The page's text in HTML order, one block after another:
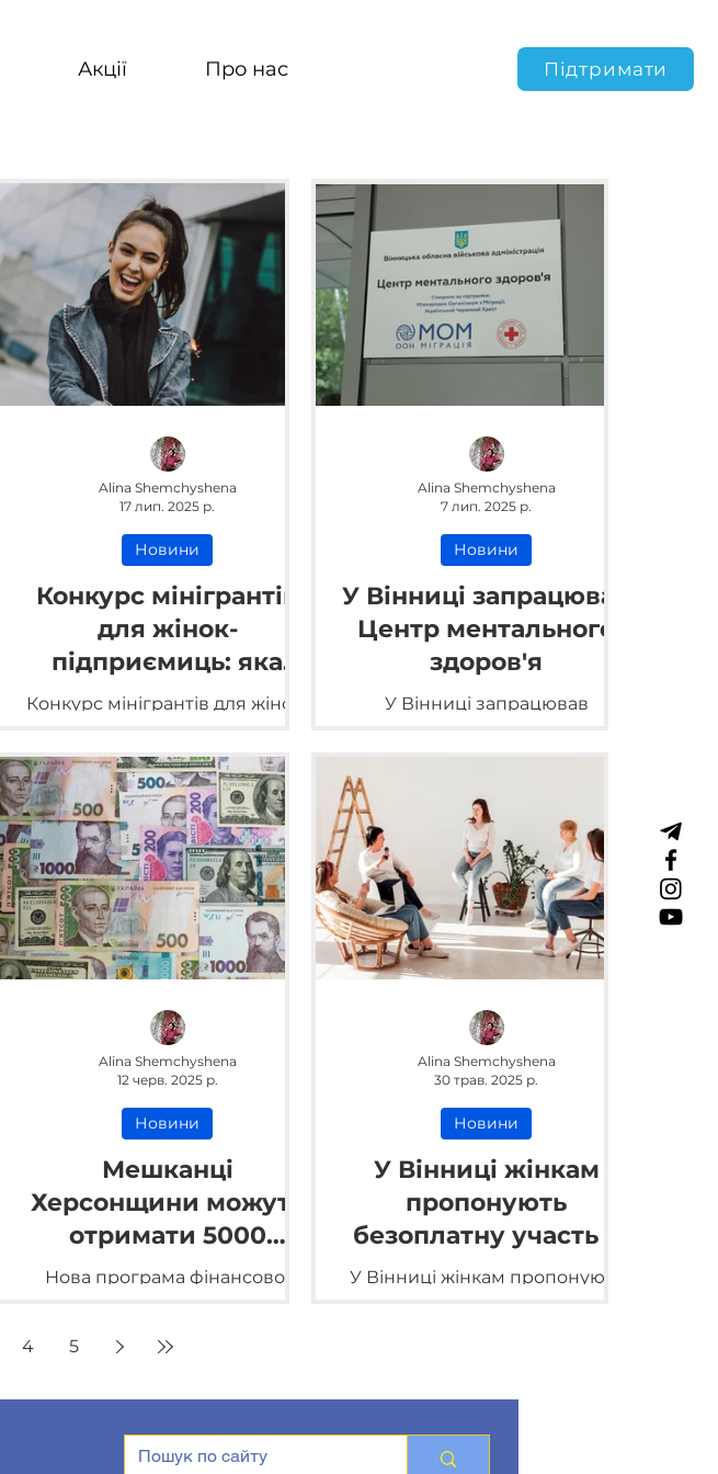
Акції Про нас Підтримати
Конкурс мінігрантів
для жінок-
підприємиць: яка
область бере участь
Конкурс мінігрантів для жінок-
області.
Новини
Alina Shemchyshena
17 лип. 2025 р.
У Вінниці запрацював
Центр ментального
здоров'я
У Вінниці запрацював
ментального здоров'я
Новини
Alina Shemchyshena
7 лип. 2025 р.
Мешканці
Херсонщини можуть
отримати 5000
гривень: хто має
допомогу
Нова програма фінансової
Новини
Alina Shemchyshena
12 черв. 2025 р.
У Вінниці жінкам
пропонують
безоплатну участь в
групі психологічної
У Вінниці жінкам пропонують
Новини
Alina Shemchyshena
30 трав. 2025 р.
4 5